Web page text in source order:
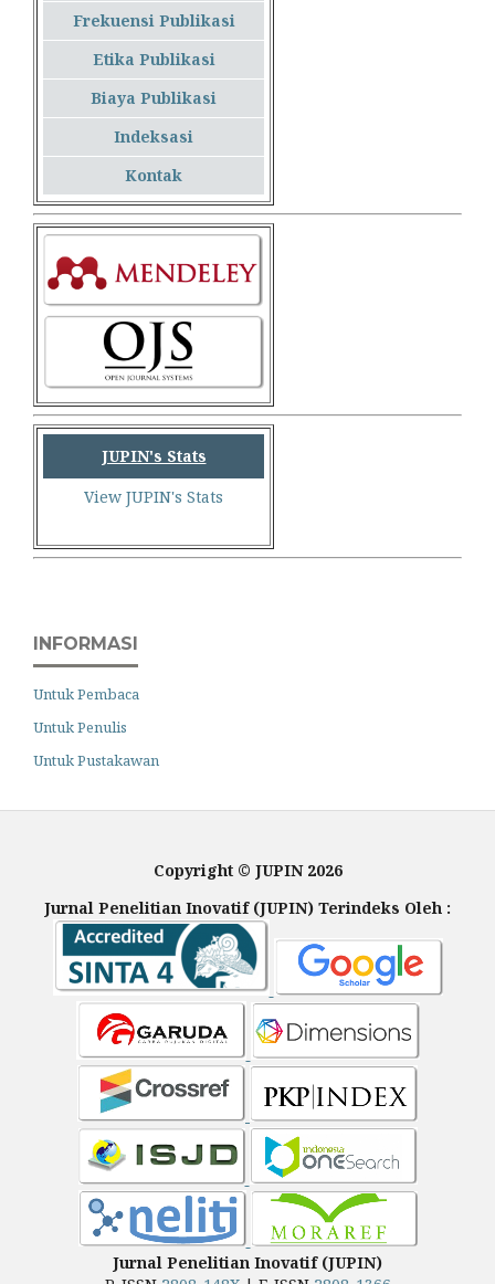
Frekuensi Publikasi
Etika Publikasi
Biaya Publikasi
Indeksasi
Kontak
JUPIN's Stats
View JUPIN's Stats
INFORMASI
Untuk Pembaca
Untuk Penulis
Untuk Pustakawan
Copyright © JUPIN 2026
Jurnal Penelitian Inovatif (JUPIN) Terindeks Oleh :
Jurnal Penelitian Inovatif (JUPIN)